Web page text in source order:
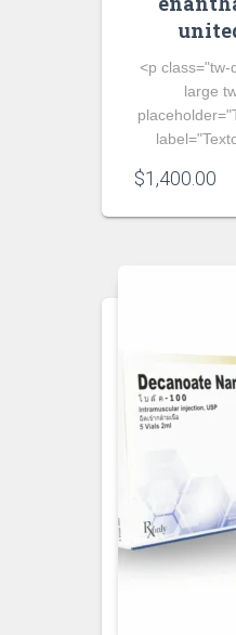
<p class="tw-
large
$1,400.00